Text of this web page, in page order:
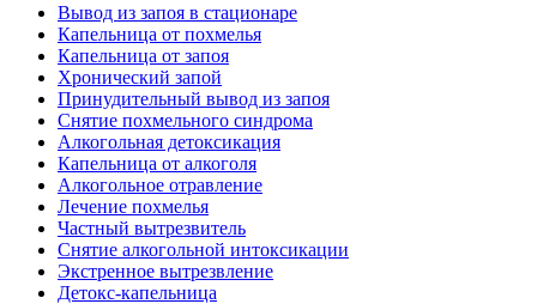
Вывод из запоя в стационаре
Капельница от похмелья
Капельница от запоя
Хронический запой
Принудительный вывод из запоя
Снятие похмельного синдрома
Алкогольная детоксикация
Капельница от алкоголя
Алкогольное отравление
Лечение похмелья
Частный вытрезвитель
Снятие алкогольной интоксикации
Экстренное вытрезвление
Детокс-капельница